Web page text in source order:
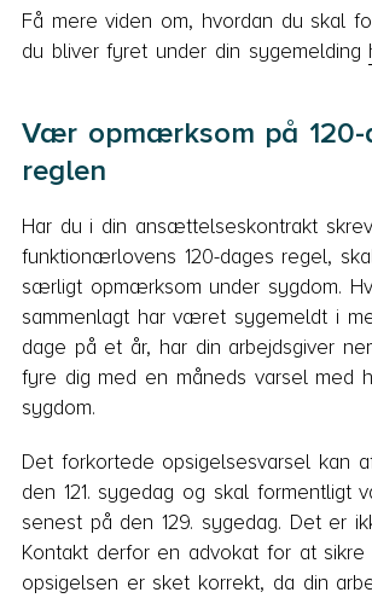
Få mere viden om, hvordan du skal
du bliver fyret under din sygemelding
Vær opmærksom på 120-
reglen
Har du i din ansættelseskontrakt
funktionærlovens 120-dages regel,
særligt opmærksom under sygdom.
sammenlagt har været sygemeldt i
dage på et år, har din arbejdsgiver
fyre dig med en måneds varsel med
sygdom.
Det forkortede opsigelsesvarsel kan
den 121. sygedag og skal formentligt
senest på den 129. sygedag. Det er
Kontakt derfor en advokat for at sikre
opsigelsen er sket korrekt, da din